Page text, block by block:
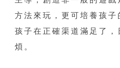
方法來玩，更可培養孩子
孩子在正確渠道滿足了，
煩。